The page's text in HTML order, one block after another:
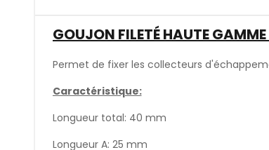
GOUJON FILETÉ HAUTE
Permet de fixer les collecteurs
Caractéristique:
Longueur total: 40 mm
Longueur A: 25 mm